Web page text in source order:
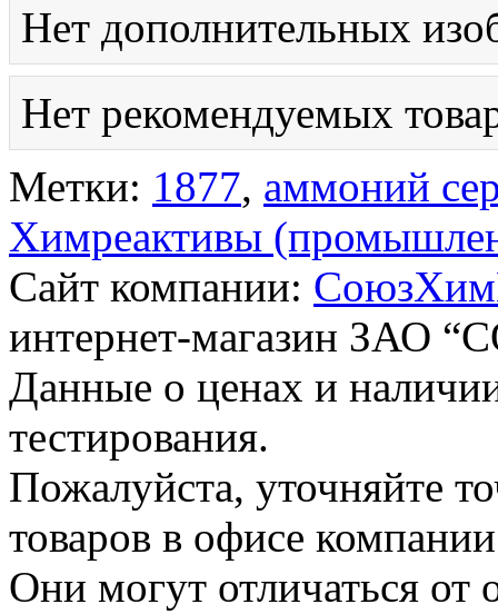
Нет дополнительных
Нет рекомендуемых
Метки: 1877, аммоний
Химреактивы
Сайт компании:
интернет-магазин
Данные о ценах и
тестирования.
Пожалуйста, уточняйте
товаров в офисе
Они могут отличаться от